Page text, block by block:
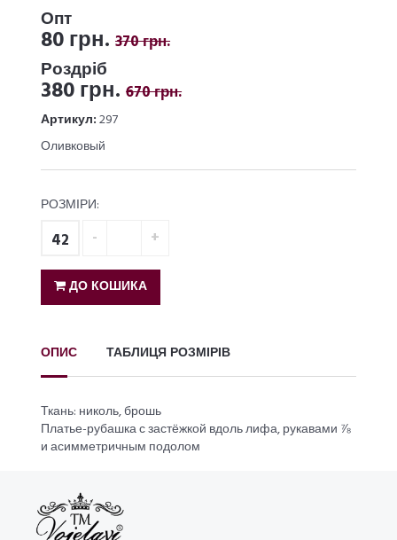
Опт
80 грн. 370 грн.
Роздріб
380 грн. 670 грн.
Артикул:297
Оливковый
РОЗМІРИ:
42
ДО КОШИКА
ОПИС ТАБЛИЦЯ РОЗМІРІВ
Ткань: николь, брошь
Платье-рубашка с застёжкой вдоль лифа, рукавами ⅞
и асимметричным подолом